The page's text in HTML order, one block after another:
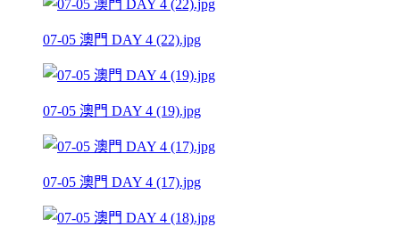
07-05 澳門 DAY 4 (22).jpg
07-05 澳門 DAY 4 (19).jpg
07-05 澳門 DAY 4 (17).jpg